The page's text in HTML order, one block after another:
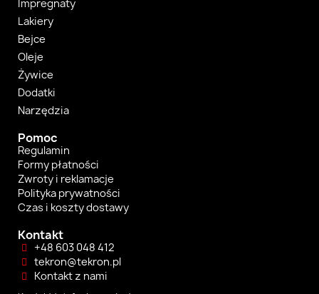
Impregnaty
Lakiery
Bejce
Oleje
Żywice
Dodatki
Narzędzia
Pomoc
Regulamin
Formy płatności
Zwroty i reklamacje
Polityka prywatności
Czas i koszty dostawy
Kontakt
+48 603 048 412
tekron@tekron.pl
Kontakt z nami